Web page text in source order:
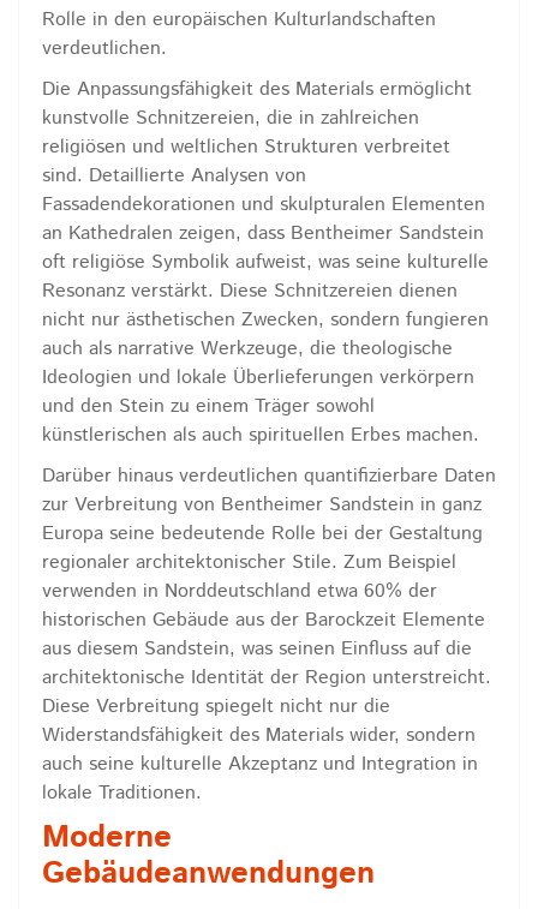
Rolle in den europäischen Kulturlandschaften
verdeutlichen.
Die Anpassungsfähigkeit des Materials ermöglicht
kunstvolle Schnitzereien, die in zahlreichen
religiösen und weltlichen Strukturen verbreitet
sind. Detaillierte Analysen von
Fassadendekorationen und skulpturalen Elementen
an Kathedralen zeigen, dass Bentheimer Sandstein
oft religiöse Symbolik aufweist, was seine kulturelle
Resonanz verstärkt. Diese Schnitzereien dienen
nicht nur ästhetischen Zwecken, sondern fungieren
auch als narrative Werkzeuge, die theologische
Ideologien und lokale Überlieferungen verkörpern
und den Stein zu einem Träger sowohl
künstlerischen als auch spirituellen Erbes machen.
Darüber hinaus verdeutlichen quantifizierbare Daten
zur Verbreitung von Bentheimer Sandstein in ganz
Europa seine bedeutende Rolle bei der Gestaltung
regionaler architektonischer Stile. Zum Beispiel
verwenden in Norddeutschland etwa 60% der
historischen Gebäude aus der Barockzeit Elemente
aus diesem Sandstein, was seinen Einfluss auf die
architektonische Identität der Region unterstreicht.
Diese Verbreitung spiegelt nicht nur die
Widerstandsfähigkeit des Materials wider, sondern
auch seine kulturelle Akzeptanz und Integration in
lokale Traditionen.
Moderne
Gebäudeanwendungen